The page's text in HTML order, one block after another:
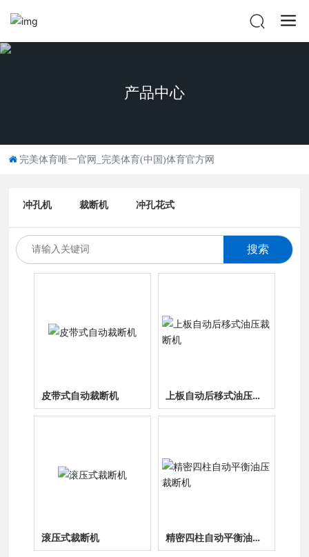
产品中心
完美体育唯一官网_完美体育(中国)体育官方网
冲孔机 裁断机 冲孔花式
搜索
皮带式自动裁断机
上板自动后移式油压裁
断机
滚压式裁断机
精密四柱自动平衡油压
裁断机